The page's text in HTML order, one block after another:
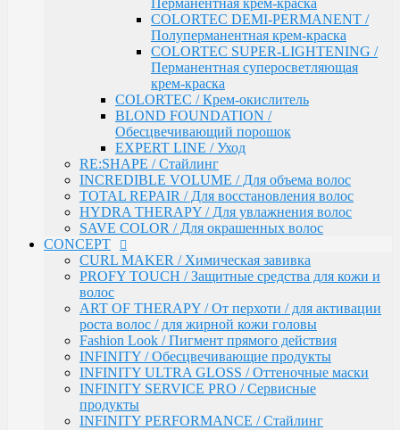
HYDRA THERAPY / Для увлажнения волос
SAVE COLOR / Для окрашенных волос
CURL MAKER / Химическая завивка
PROFY TOUCH / Защитные средства для кожи и
волос
ART OF THERAPY / От перхоти / для активации
роста волос / для жирной кожи головы
Fashion Look / Пигмент прямого действия
INFINITY / Обесцвечивающие продукты
INFINITY ULTRA GLOSS / Оттеночные маски
INFINITY SERVICE PRO / Сервисные продукты
INFINITY PERFORMANCE / Стайлинг
INFINITY BI-PHASE / Двухфазные спреи
INFINITY VITALITY FORCE / Восстановление
INFINITY COLOR LOCK / Сохранение цвета
INFINITY EXPERT CARE / Салонный уход
INFINITY AQUA BOOST / Увлажнение
Fresh Up / Оттеночный бальзам обогащенный
коллагеном
ANTI-YELLOW / Оттеночные средства для
нейтрализации желтизны
PRO CURLS / Уход за вьющимися волосами
PROFY TOUCH / Уход за волосами
GLOSS EXPERT / Средства для блеска волос
BLOND TOUCH / Средства для осветления волос
Перманентная крем-краска
COLORTEC DEMI-PERMANENT /
Полуперманентная крем-краска
COLORTEC SUPER-LIGHTENING /
Перманентная суперосветляющая
крем-краска
COLORTEC / Крем-окислитель
BLOND FOUNDATION /
Обесцвечивающий порошок
EXPERT LINE / Уход
RE:SHAPE / Стайлинг
INCREDIBLE VOLUME / Для объема волос
TOTAL REPAIR / Для восстановления волос
HYDRA THERAPY / Для увлажнения волос
SAVE COLOR / Для окрашенных волос
CONCEPT
CURL MAKER / Химическая завивка
PROFY TOUCH / Защитные средства для кожи и
волос
ART OF THERAPY / От перхоти / для активации
роста волос / для жирной кожи головы
Fashion Look / Пигмент прямого действия
INFINITY / Обесцвечивающие продукты
INFINITY ULTRA GLOSS / Оттеночные маски
INFINITY SERVICE PRO / Сервисные
продукты
INFINITY PERFORMANCE / Стайлинг